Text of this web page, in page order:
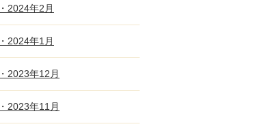
・2024年2月
・2024年1月
・2023年12月
・2023年11月